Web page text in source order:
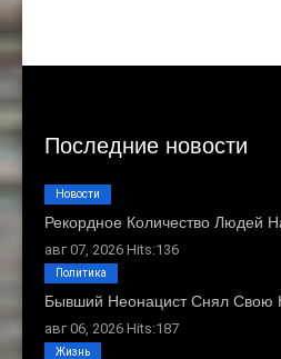
Последние новости
Рекордное Количество Людей
авг 07, 2026 Hits:136
Новости
Бывший Неонацист Снял Свою
авг 06, 2026 Hits:187
Политика
Жизнь